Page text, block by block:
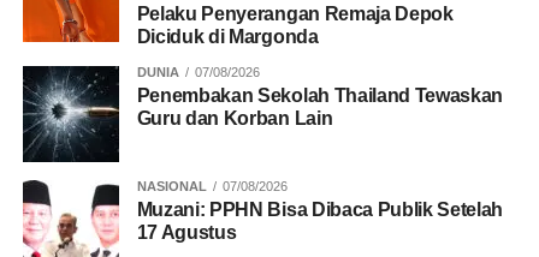
RELATED TOPICS: BENCANA
KAMERA
KONTEN OPINI RILEKS SWAFOTO
UP NEXT
Logika Jaksa, Kreativitas Amsal Sitepu Harus
Pakai Tenaga Dalam
DON'T MISS
Memoar Orang Tolol
Pelaku Penyerangan Remaja Depok
Diciduk di Margonda
DUNIA 07/08/2026
Penembakan Sekolah Thailand Tewaskan
Guru dan Korban Lain
NASIONAL 07/08/2026
Muzani: PPHN Bisa Dibaca Publik Setelah
17 Agustus